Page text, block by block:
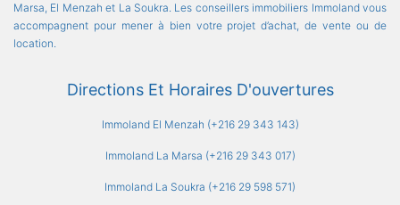
Marsa, El Menzah et La Soukra. Les conseillers immobiliers Immoland vous
accompagnent pour mener à bien votre projet d’achat, de vente ou de
location.
Directions Et Horaires D'ouvertures
Immoland El Menzah (+216 29 343 143)
Immoland La Marsa (+216 29 343 017)
Immoland La Soukra (+216 29 598 571)